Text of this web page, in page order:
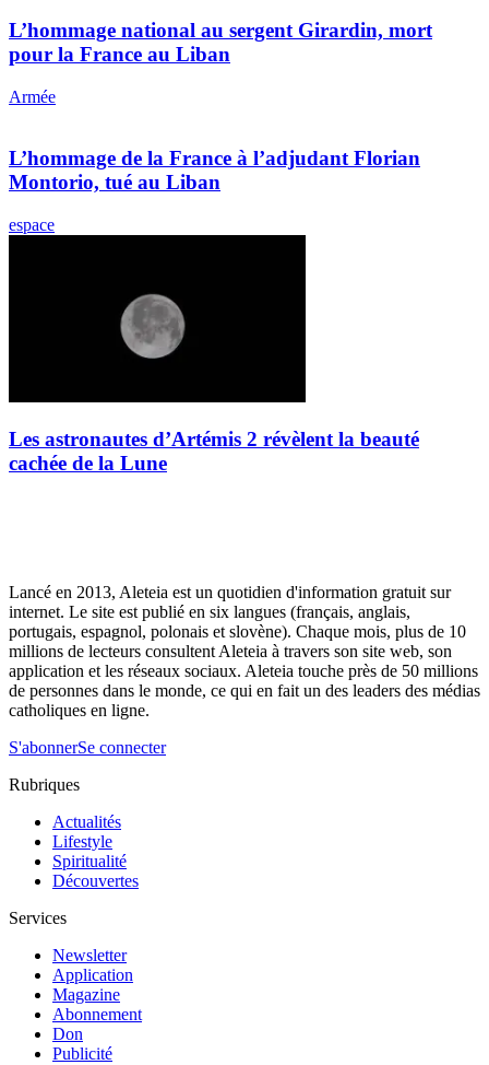
L’hommage national au sergent Girardin, mort
pour la France au Liban
Armée
L’hommage de la France à l’adjudant Florian
Montorio, tué au Liban
espace
Les astronautes d’Artémis 2 révèlent la beauté
cachée de la Lune
Lancé en 2013, Aleteia est un quotidien d'information gratuit sur
internet. Le site est publié en six langues (français, anglais,
portugais, espagnol, polonais et slovène). Chaque mois, plus de 10
millions de lecteurs consultent Aleteia à travers son site web, son
application et les réseaux sociaux. Aleteia touche près de 50 millions
de personnes dans le monde, ce qui en fait un des leaders des médias
catholiques en ligne.
S'abonnerSe connecter
Rubriques
Actualités
Lifestyle
Spiritualité
Découvertes
Services
Newsletter
Application
Magazine
Abonnement
Don
Publicité